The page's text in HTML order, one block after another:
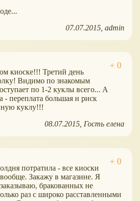
07.07.2015 admin
киоске!!! Третий день
Видимо по знакомым
по 1-2 куклы всего... А
- переплата большая и риск
куклу!!!
08.07.2015 Гость елена
потратила - все киоски
Закажу в магазине. Я
бракованных не
раз с широко расставленными